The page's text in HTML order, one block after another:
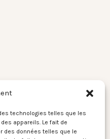
technologies telles que les
appareils. Le fait de
des données telles que le